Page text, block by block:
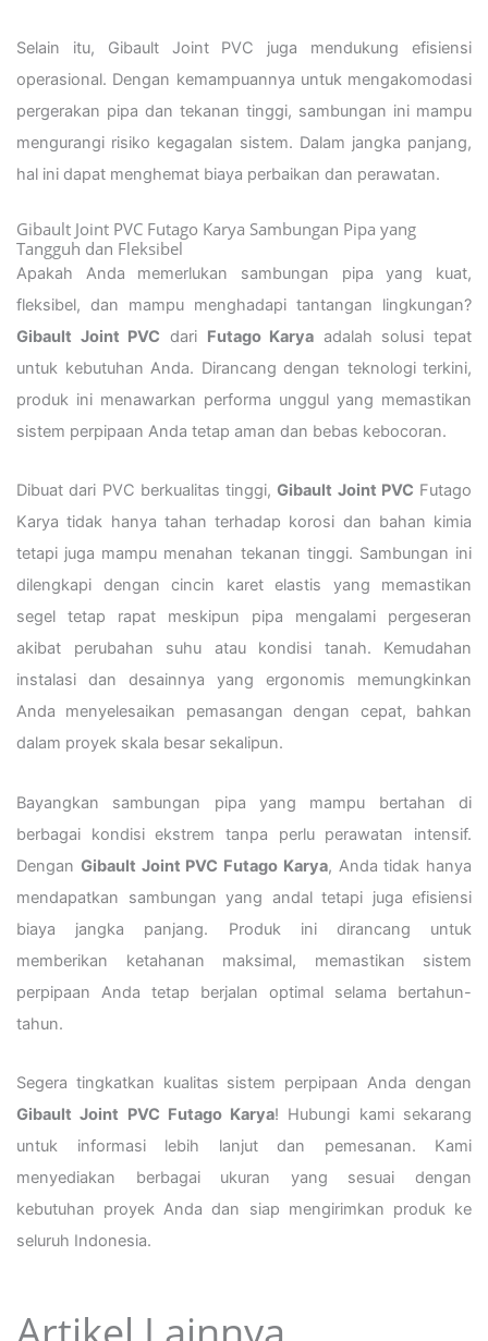
Selain itu, Gibault Joint PVC juga mendukung efisiensi
operasional. Dengan kemampuannya untuk mengakomodasi
pergerakan pipa dan tekanan tinggi, sambungan ini mampu
mengurangi risiko kegagalan sistem. Dalam jangka panjang,
hal ini dapat menghemat biaya perbaikan dan perawatan.
Gibault Joint PVC Futago Karya Sambungan Pipa yang
Tangguh dan Fleksibel
Apakah Anda memerlukan sambungan pipa yang kuat,
fleksibel, dan mampu menghadapi tantangan lingkungan?
Gibault Joint PVC dari Futago Karya adalah solusi tepat
untuk kebutuhan Anda. Dirancang dengan teknologi terkini,
produk ini menawarkan performa unggul yang memastikan
sistem perpipaan Anda tetap aman dan bebas kebocoran.
Dibuat dari PVC berkualitas tinggi,Gibault Joint PVC Futago
Karya tidak hanya tahan terhadap korosi dan bahan kimia
tetapi juga mampu menahan tekanan tinggi. Sambungan ini
dilengkapi dengan cincin karet elastis yang memastikan
segel tetap rapat meskipun pipa mengalami pergeseran
akibat perubahan suhu atau kondisi tanah. Kemudahan
instalasi dan desainnya yang ergonomis memungkinkan
Anda menyelesaikan pemasangan dengan cepat, bahkan
dalam proyek skala besar sekalipun.
Bayangkan sambungan pipa yang mampu bertahan di
berbagai kondisi ekstrem tanpa perlu perawatan intensif.
Dengan Gibault Joint PVC Futago Karya, Anda tidak hanya
mendapatkan sambungan yang andal tetapi juga efisiensi
biaya jangka panjang. Produk ini dirancang untuk
memberikan ketahanan maksimal, memastikan sistem
perpipaan Anda tetap berjalan optimal selama bertahun-
tahun.
Segera tingkatkan kualitas sistem perpipaan Anda dengan
Gibault Joint PVC Futago Karya! Hubungi kami sekarang
untuk informasi lebih lanjut dan pemesanan. Kami
menyediakan berbagai ukuran yang sesuai dengan
kebutuhan proyek Anda dan siap mengirimkan produk ke
seluruh Indonesia.